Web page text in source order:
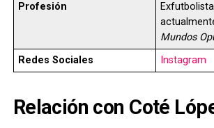
Profesión
Mundos
Redes Sociales
Instagram
Relación con Coté